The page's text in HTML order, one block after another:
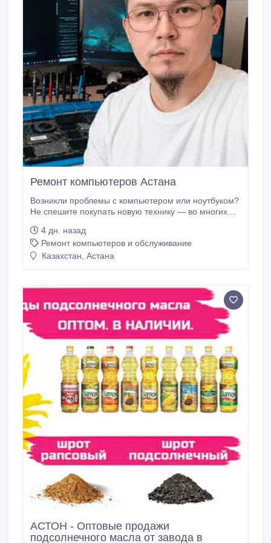
Ремонт компьютеров Астана
Возникли проблемы с компьютером или ноутбуком?
Не спешите покупать новую технику — во многих
дешевле. Оказываю услуги по диагностике,
обслуживанию и ремонту компьютеров и ноутбуков.
Что могу помочь сделать: ✅ Диагностика
перегревается ✅ Чистка системы охлаждения и
замена термопасты ✅ Установка и настройка
Windows 10/11 ✅ Установка драйверов и программ
✅ Замена SSD, HDD, оперативной памяти и других
комплектующих ✅ Ускорение работы компьютера ✅
Настройка интернета, Wi-Fi, принтеров и
периферии • Перед началом работ провожу
диагностику и объясняю причину неисправности.
4 дн. назад
Ремонт компьютеров и обслуживание
Казахстан, Астана
АСТОН - Оптовые продажи
подсолнечного масла от завода в